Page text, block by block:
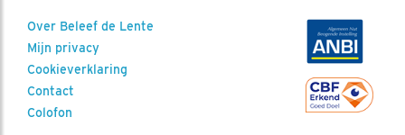
Over Beleef de Lente
Mijn privacy
Cookieverklaring
Contact
Colofon